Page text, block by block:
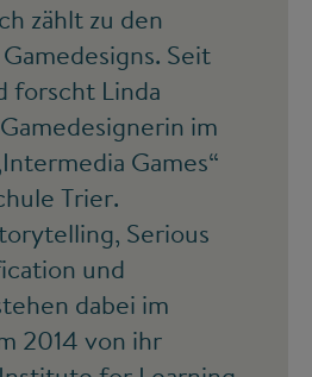
zählt zu den
Seit
forscht Linda
im
Games“
Trier.
Serious
und
dabei im
2014 von ihr